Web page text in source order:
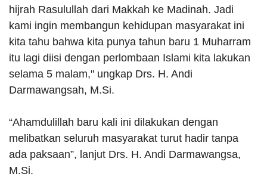
hijrah Rasulullah dari Makkah ke Madinah. Jadi
kami ingin membangun kehidupan masyarakat ini
kita tahu bahwa kita punya tahun baru 1 Muharram
itu lagi diisi dengan perlombaan Islami kita lakukan
selama 5 malam," ungkap Drs. H. Andi
Darmawangsah, M.Si.
“Ahamdulillah baru kali ini dilakukan dengan
melibatkan seluruh masyarakat turut hadir tanpa
ada paksaan”, lanjut Drs. H. Andi Darmawangsa,
M.Si.